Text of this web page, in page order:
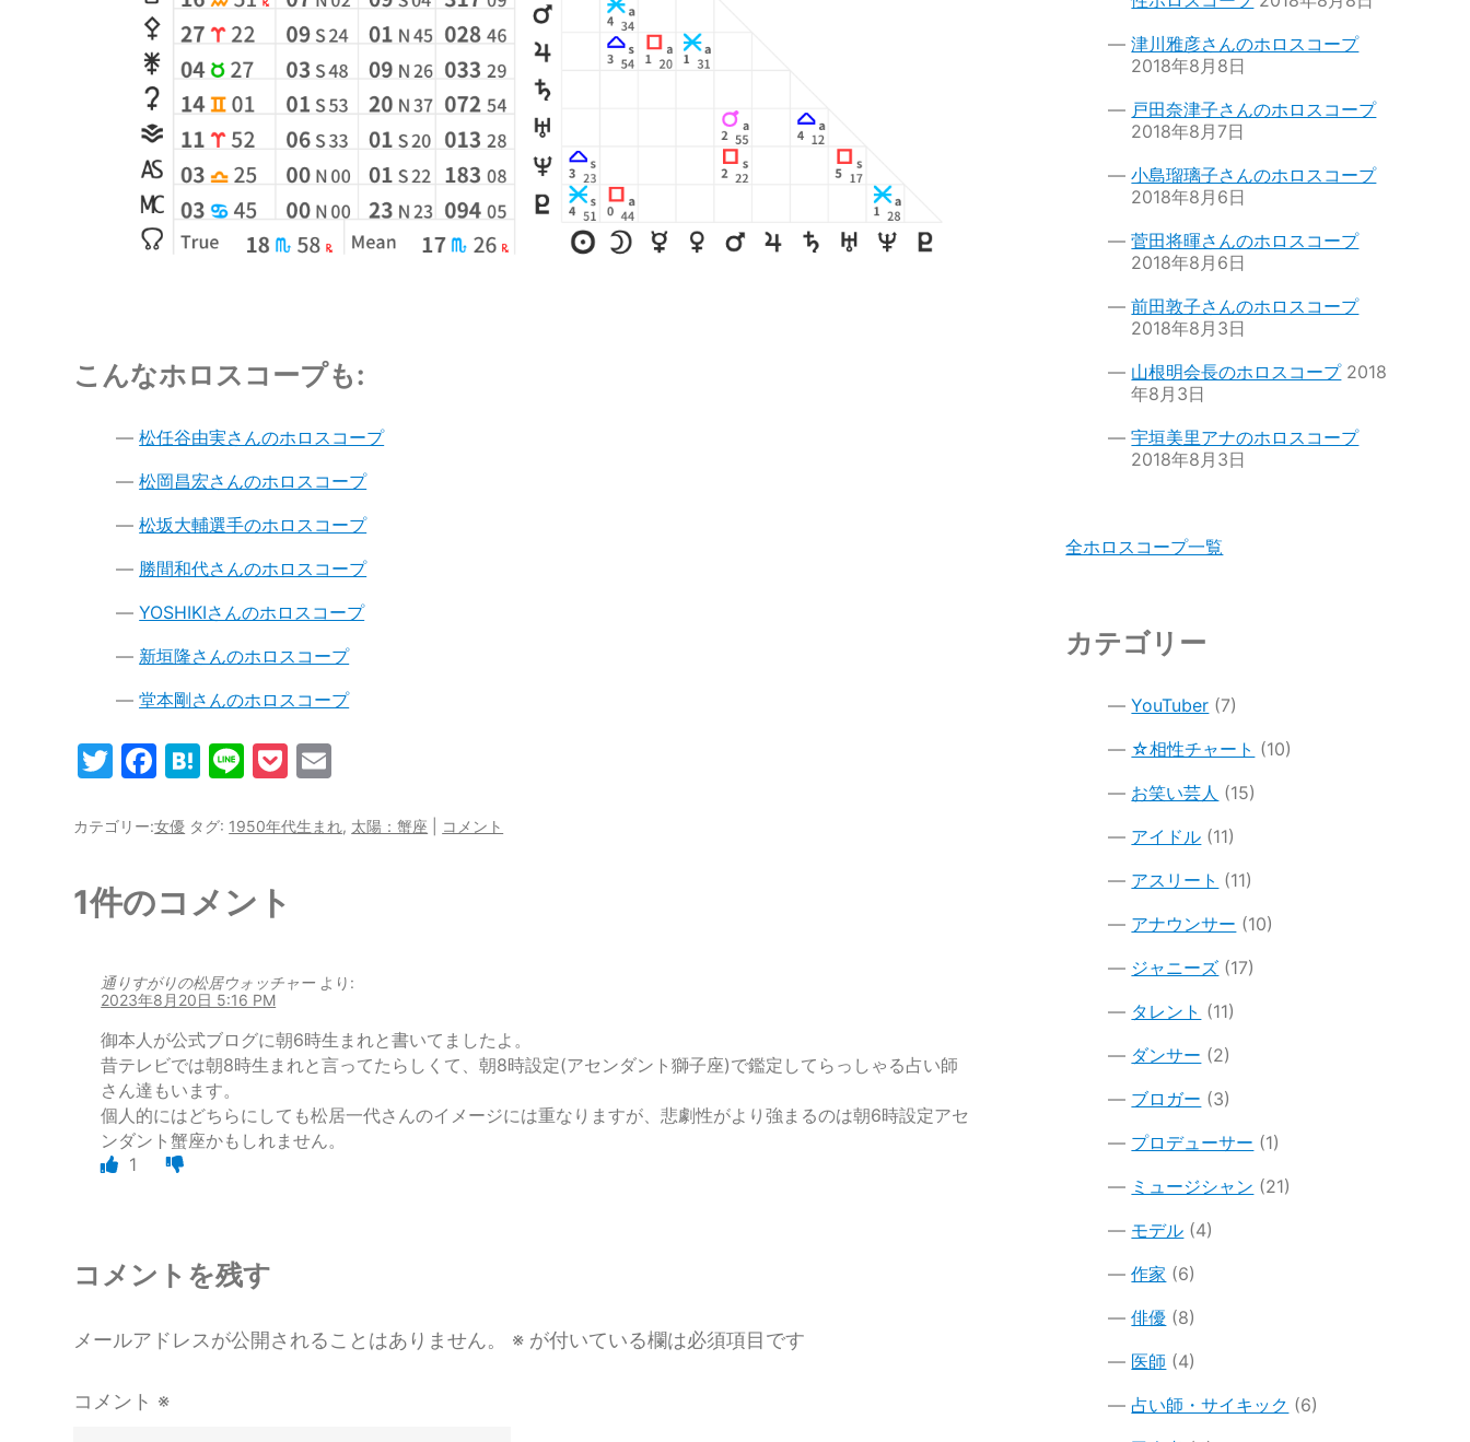
こんなホロスコープも:
松任谷由実さんのホロスコープ
松岡昌宏さんのホロスコープ
松坂大輔選手のホロスコープ
勝間和代さんのホロスコープ
YOSHIKIさんのホロスコープ
新垣隆さんのホロスコープ
堂本剛さんのホロスコープ
T
itt
F
c
b
o
k
H
e
a
Li
e
P
c ai
カテゴリー:女優 タグ: 1950年代生まれ, 太陽：蟹座 コメント
1件のコメント
通りすがりの松居ウォッチャー より:
2023年8月20日 5:16 PM
御本人が公式ブログに朝6時生まれと書いてましたよ。
昔テレビでは朝8時生まれと言ってたらしくて、朝8時設定(アセンダント獅子座)で鑑定してらっしゃる占い師
さん達もいます。
個人的にはどちらにしても松居一代さんのイメージには重なりますが、悲劇性がより強まるのは朝6時設定アセ
ンダント蟹座かもしれません。
1
コメントを残す
メールアドレスが公開されることはありません。 ※ が付いている欄は必須項目です
コメント ※
津川雅彦さんのホロスコープ
2018年8月8日
戸田奈津子さんのホロスコープ
2018年8月7日
小島瑠璃子さんのホロスコープ
2018年8月6日
菅田将暉さんのホロスコープ
2018年8月6日
前田敦子さんのホロスコープ
2018年8月3日
山根明会長のホロスコープ 2018
年8月3日
宇垣美里アナのホロスコープ
2018年8月3日
全ホロスコープ一覧
カテゴリー
YouTuber (7)
☆相性チャート (10)
お笑い芸人 (15)
アイドル (11)
アスリート (11)
アナウンサー (10)
ジャニーズ (17)
タレント (11)
ダンサー (2)
ブロガー (3)
プロデューサー (1)
ミュージシャン (21)
モデル (4)
作家 (6)
俳優 (8)
医師 (4)
占い師・サイキック (6)